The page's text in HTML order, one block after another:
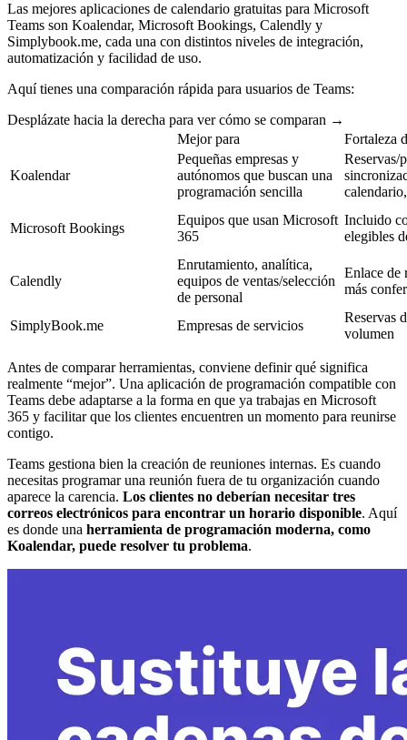
Las mejores aplicaciones de calendario gratuitas para Microsoft
Teams son Koalendar, Microsoft Bookings, Calendly y
Simplybook.me, cada una con distintos niveles de integración,
automatización y facilidad de uso.
Aquí tienes una comparación rápida para usuarios de Teams:
Desplázate hacia la derecha para ver cómo se comparan →
Mejor para
Fortaleza
Koalendar
Pequeñas empresas y
autónomos que buscan una
programación sencilla
Reservas/
Microsoft Bookings
Equipos que usan Microsoft
365
Incluido
elegibles
Calendly
Enrutamiento, analítica,
equipos de ventas/selección
de personal
Enlace de
más
SimplyBook.me Empresas de servicios
Reservas
volumen
Antes de comparar herramientas, conviene definir qué significa
realmente “mejor”. Una aplicación de programación compatible con
Teams debe adaptarse a la forma en que ya trabajas en Microsoft
365 y facilitar que los clientes encuentren un momento para reunirse
contigo.
Teams gestiona bien la creación de reuniones internas. Es cuando
necesitas programar una reunión fuera de tu organización cuando
aparece la carencia. Los clientes no deberían necesitar tres
correos electrónicos para encontrar un horario disponible. Aquí
es donde una herramienta de programación moderna, como
Koalendar, puede resolver tu problema.